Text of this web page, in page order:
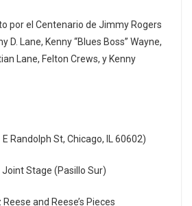
por el Centenario de Jimmy Rogers
D. Lane, Kenny “Blues Boss” Wayne,
Lane, Felton Crews, y Kenny
Randolph St, Chicago, IL 60602)
Stage (Pasillo Sur)
and Reese’s Pieces